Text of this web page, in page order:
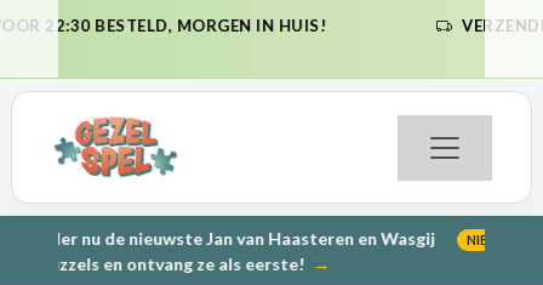
IN HUIS!
VERZENDKOSTEN NL €6,95
VORIGE
Jan van Haasteren en Wasgij
ze als eerste! →
NIEUW
PRE-ORDER: